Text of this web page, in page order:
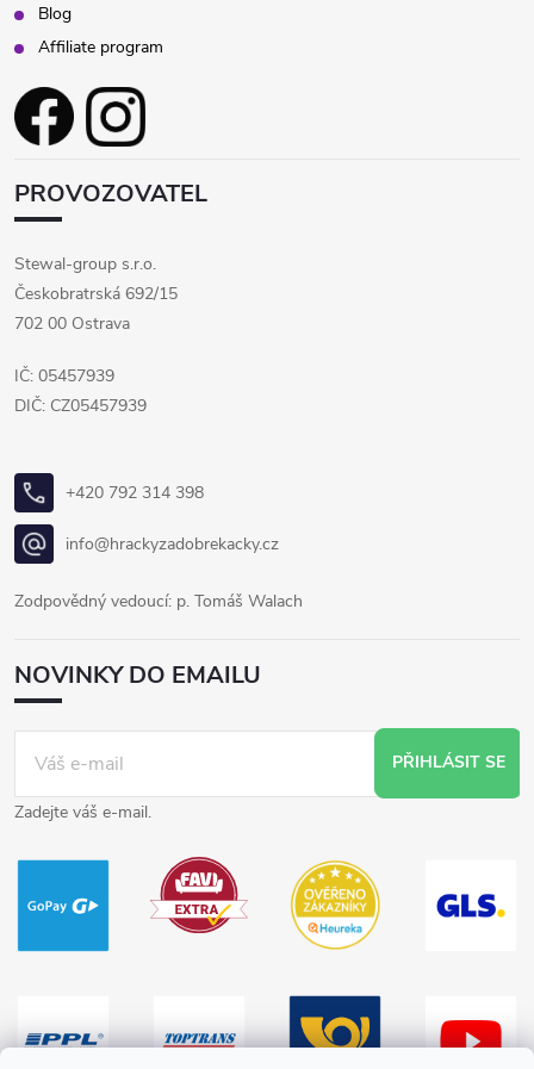
Blog
Affiliate program
PROVOZOVATEL
Stewal-group s.r.o.
Českobratrská 692/15
702 00 Ostrava
IČ: 05457939
DIČ: CZ05457939
+420 792 314 398
info@hrackyzadobrekacky.cz
Zodpovědný vedoucí: p. Tomáš Walach
NOVINKY DO EMAILU
PŘIHLÁSIT SE
Zadejte váš e-mail.